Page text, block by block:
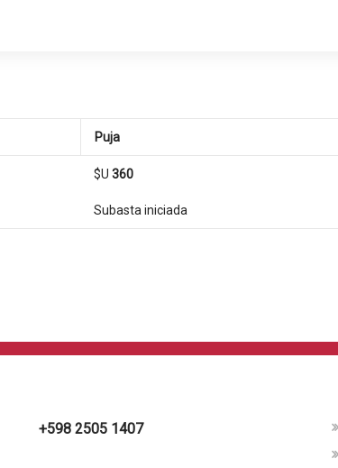
Puja
$U 360
Subasta iniciada
+598 2505 1407